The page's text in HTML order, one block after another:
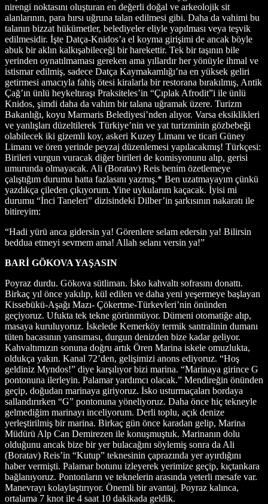
nirengi noktasını oluşturan en değerli doğal ve arkeolojik sit
alanlarının, para hırsı uğruna talan edilmesi gibi. Daha da vahimi bu
talanın bizzat hükümetler, belediyeler eliyle yapılması veya teşvik
edilmesidir. İşte Datça-Knidos’a el koyma girişimi de ancak böyle
abuk bir aklın kalkışabileceği bir harekettir. Tek bir taşının bile
yerinden oynatılmaması gereken ama yıllardır her yönüyle ihmal ve
istismar edilmiş, sadece Datça Kaymakamlığı’na en yüksek geliri
getirmesi amacıyla fahiş ötesi kiralarla bir restorana bırakılmış, Antik
Çağ’ın ünlü heykeltıraşı Praksiteles’in “Çıplak Afrodit”i ile ünlü
Knidos, şimdi daha da vahim bir talana uğramak üzere. Turizm
Bakanlığı, koyu Marmaris Belediyesi’nden alıyor. Varsa eksiklikleri
ve yanlışları düzeltilerek Türkiye’nin ve yat turizminin gözbebeği
olabilecek iki gizemli koy, askeri Kuzey Limanı ve ticari Güney
Limanı ve ören yerinde peyzaj düzenlemesi yapılacakmış! Türkçesi:
Birileri vurgun vuracak diğer birileri de komisyonunu alıp, gerisi
umurunda olmayacak. Ali (Boratav) Reis benim özetlemeye
çalıştığım durumu hatta fazlasını yazmış.* Ben uzatmayayım çünkü
yazdıkça çileden çıkıyorum. Yine uykularım kaçacak. İyisi mi
durumu “İnci Taneleri” dizisindeki Dilber’in şarkısının nakaratı ile
bitireyim:
“Hadi yürü anca gidersin ya! Görenlere selam edersin ya! Bilirsin
beddua etmeyi sevmem ama! Allah selanı versin ya!”
BARİ GÖKOVA YAŞASIN
Poyraz durdu. Gökova sütliman. İsko kahvaltı sofrasını donattı.
Birkaç yıl önce yakılıp, kül edilen ve daha yeni yeşermeye başlayan
Kissebükü-Aşağı Mazı- Çökertme-Türkevleri’nin önünden
geçiyoruz. Ufukta tek tekne görünmüyor. Dümeni otomatiğe alıp,
masaya kuruluyoruz. İskelede Kemerköy termik santralinin dumanı
tüten bacasının yansıması, durgun denizden bize kadar geliyor.
Kahvaltımızın sonuna doğru artık Ören Marina iskele omuzlukta,
oldukça yakın. Kanal 72’den, gelişimizi anons ediyoruz. “Hoş
geldiniz Myndos!” diye karşılıyor bizi marina. “Marinaya girince G
pontonuna ilerleyin. Palamar yardımcı olacak.” Mendireğin önünden
geçip, doğudan marinaya giriyoruz. İsko usturmaçaları bordaya
sallandırırken “G” pontonuna yöneliyoruz. Daha önce hiç tekneyle
gelmediğim marinayı inceliyorum. Derli toplu, açık denize
yerleştirilmiş bir marina. Birkaç gün önce karadan gelip, Marina
Müdürü Alp Can Demirezen ile konuşmuştuk. Marinanın dolu
olduğunu ancak bize bir yer bulacağını söylemiş sonra da Ali
(Boratav) Reis’in “Kutup” teknesinin çaprazında yer ayırdığını
haber vermişti. Palamar botunu izleyerek yerimize geçip, kıçtankara
bağlanıyoruz. Pontonların ve teknelerin arasında yeterli mesafe var.
Manevrayı kolaylaştırıyor. Önemli bir avantaj. Poyraz kalınca,
ortalama 7 knot ile 4 saat 10 dakikada geldik.